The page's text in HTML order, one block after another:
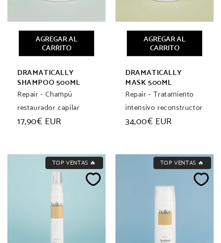
DRAMATICALLY
SHAMPOO 500ML
Repair - Champú
restaurador capilar
Precio
17,90€ EUR
AGREGAR AL
CARRITO
DRAMATICALLY
MASK 500ML
Repair - Tratamiento
intensivo reconstructor
Precio
34,00€ EUR
AGREGAR AL
CARRITO
TOP VENTAS 🔥 TOP VENTAS 🔥